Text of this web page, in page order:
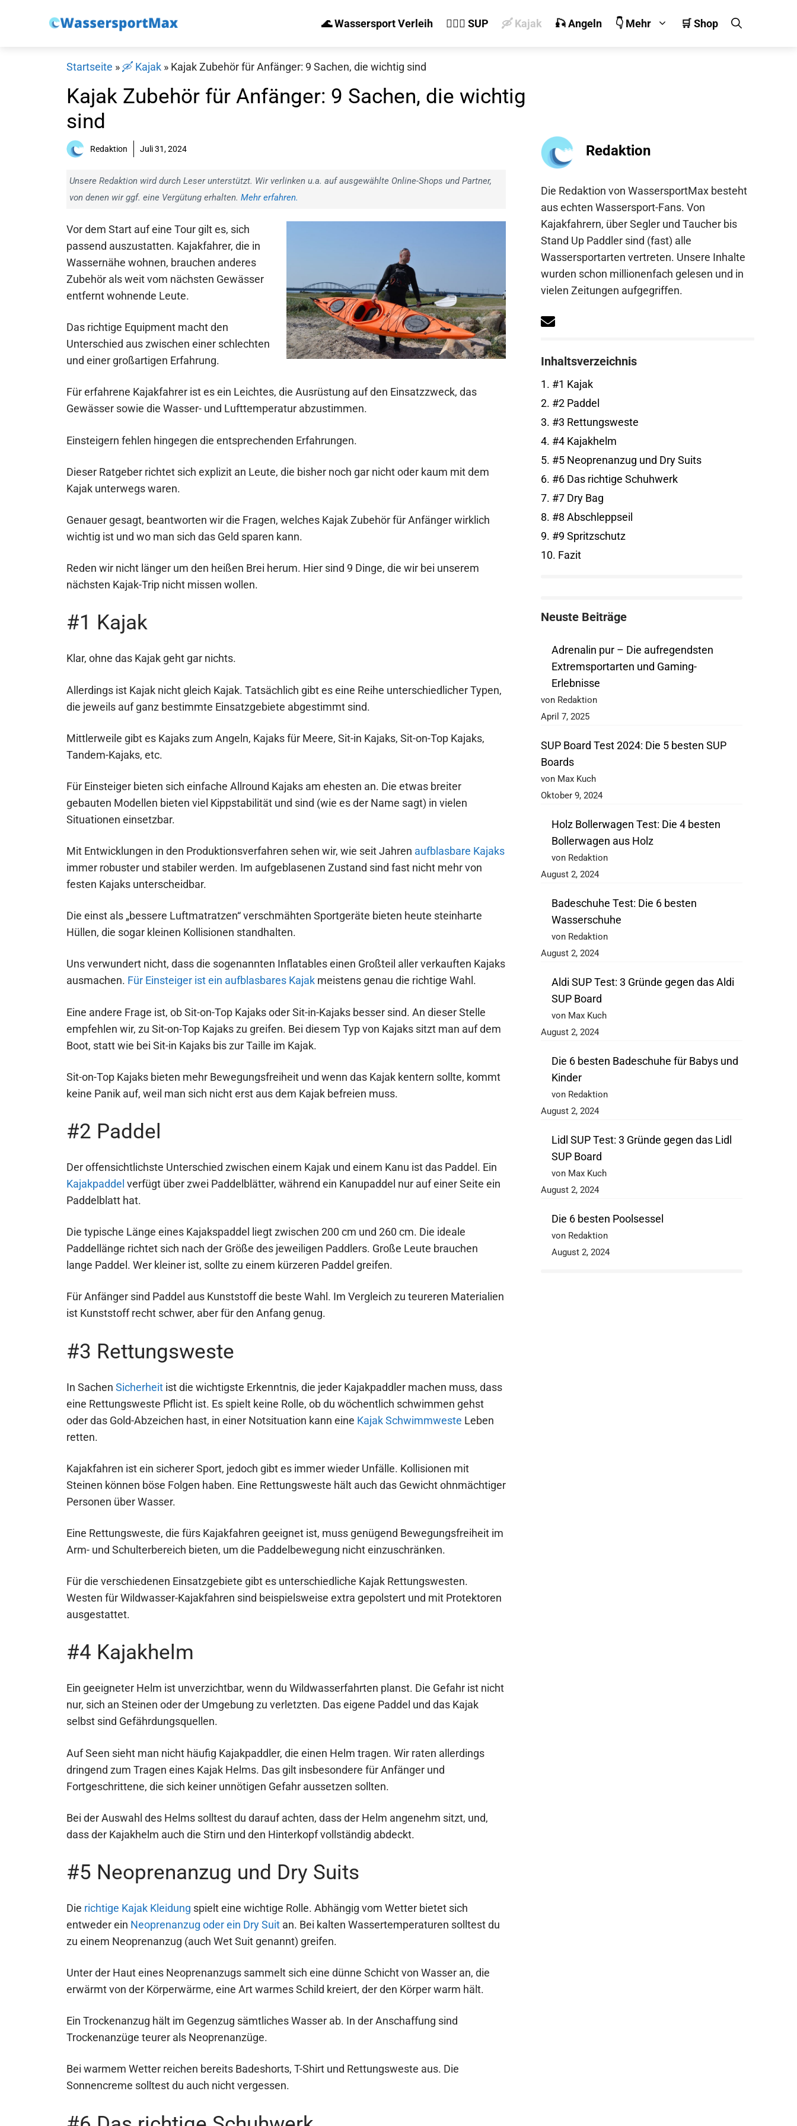
🌊 Wassersport Verleih 🏄‍♀️🛶 SUP 🛶 Kajak 🎣 Angeln 👇 Mehr 🛒 Shop
Startseite » 🛶 Kajak » Kajak Zubehör für Anfänger: 9 Sachen, die wichtig sind
Kajak Zubehör für Anfänger: 9 Sachen, die wichtig
sind
Redaktion Juli 31, 2024
Unsere Redaktion wird durch Leser unterstützt. Wir verlinken u.a. auf ausgewählte Online-Shops und Partner,
von denen wir ggf. eine Vergütung erhalten. Mehr erfahren.
Vor dem Start auf eine Tour gilt es, sich
passend auszustatten. Kajakfahrer, die in
Wassernähe wohnen, brauchen anderes
Zubehör als weit vom nächsten Gewässer
entfernt wohnende Leute.
Das richtige Equipment macht den
Unterschied aus zwischen einer schlechten
und einer großartigen Erfahrung.
Für erfahrene Kajakfahrer ist es ein Leichtes, die Ausrüstung auf den Einsatzzweck, das
Gewässer sowie die Wasser- und Lufttemperatur abzustimmen.
Einsteigern fehlen hingegen die entsprechenden Erfahrungen.
Dieser Ratgeber richtet sich explizit an Leute, die bisher noch gar nicht oder kaum mit dem
Kajak unterwegs waren.
Genauer gesagt, beantworten wir die Fragen, welches Kajak Zubehör für Anfänger wirklich
wichtig ist und wo man sich das Geld sparen kann.
Reden wir nicht länger um den heißen Brei herum. Hier sind 9 Dinge, die wir bei unserem
nächsten Kajak-Trip nicht missen wollen.
#1 Kajak
Klar, ohne das Kajak geht gar nichts.
Allerdings ist Kajak nicht gleich Kajak. Tatsächlich gibt es eine Reihe unterschiedlicher Typen,
die jeweils auf ganz bestimmte Einsatzgebiete abgestimmt sind.
Mittlerweile gibt es Kajaks zum Angeln, Kajaks für Meere, Sit-in Kajaks, Sit-on-Top Kajaks,
Tandem-Kajaks, etc.
Für Einsteiger bieten sich einfache Allround Kajaks am ehesten an. Die etwas breiter
gebauten Modellen bieten viel Kippstabilität und sind (wie es der Name sagt) in vielen
Situationen einsetzbar.
Mit Entwicklungen in den Produktionsverfahren sehen wir, wie seit Jahren aufblasbare Kajaks
immer robuster und stabiler werden. Im aufgeblasenen Zustand sind fast nicht mehr von
festen Kajaks unterscheidbar.
Die einst als „bessere Luftmatratzen“ verschmähten Sportgeräte bieten heute steinharte
Hüllen, die sogar kleinen Kollisionen standhalten.
Uns verwundert nicht, dass die sogenannten Inflatables einen Großteil aller verkauften Kajaks
ausmachen. Für Einsteiger ist ein aufblasbares Kajak meistens genau die richtige Wahl.
Eine andere Frage ist, ob Sit-on-Top Kajaks oder Sit-in-Kajaks besser sind. An dieser Stelle
empfehlen wir, zu Sit-on-Top Kajaks zu greifen. Bei diesem Typ von Kajaks sitzt man auf dem
Boot, statt wie bei Sit-in Kajaks bis zur Taille im Kajak.
Sit-on-Top Kajaks bieten mehr Bewegungsfreiheit und wenn das Kajak kentern sollte, kommt
keine Panik auf, weil man sich nicht erst aus dem Kajak befreien muss.
#2 Paddel
Der offensichtlichste Unterschied zwischen einem Kajak und einem Kanu ist das Paddel. Ein
Kajakpaddel verfügt über zwei Paddelblätter, während ein Kanupaddel nur auf einer Seite ein
Paddelblatt hat.
Die typische Länge eines Kajakspaddel liegt zwischen 200 cm und 260 cm. Die ideale
Paddellänge richtet sich nach der Größe des jeweiligen Paddlers. Große Leute brauchen
lange Paddel. Wer kleiner ist, sollte zu einem kürzeren Paddel greifen.
Für Anfänger sind Paddel aus Kunststoff die beste Wahl. Im Vergleich zu teureren Materialien
ist Kunststoff recht schwer, aber für den Anfang genug.
#3 Rettungsweste
In Sachen Sicherheit ist die wichtigste Erkenntnis, die jeder Kajakpaddler machen muss, dass
eine Rettungsweste Pflicht ist. Es spielt keine Rolle, ob du wöchentlich schwimmen gehst
oder das Gold-Abzeichen hast, in einer Notsituation kann eine Kajak Schwimmweste Leben
retten.
Kajakfahren ist ein sicherer Sport, jedoch gibt es immer wieder Unfälle. Kollisionen mit
Steinen können böse Folgen haben. Eine Rettungsweste hält auch das Gewicht ohnmächtiger
Personen über Wasser.
Eine Rettungsweste, die fürs Kajakfahren geeignet ist, muss genügend Bewegungsfreiheit im
Arm- und Schulterbereich bieten, um die Paddelbewegung nicht einzuschränken.
Für die verschiedenen Einsatzgebiete gibt es unterschiedliche Kajak Rettungswesten.
Westen für Wildwasser-Kajakfahren sind beispielsweise extra gepolstert und mit Protektoren
ausgestattet.
#4 Kajakhelm
Ein geeigneter Helm ist unverzichtbar, wenn du Wildwasserfahrten planst. Die Gefahr ist nicht
nur, sich an Steinen oder der Umgebung zu verletzten. Das eigene Paddel und das Kajak
selbst sind Gefährdungsquellen.
Auf Seen sieht man nicht häufig Kajakpaddler, die einen Helm tragen. Wir raten allerdings
dringend zum Tragen eines Kajak Helms. Das gilt insbesondere für Anfänger und
Fortgeschrittene, die sich keiner unnötigen Gefahr aussetzen sollten.
Bei der Auswahl des Helms solltest du darauf achten, dass der Helm angenehm sitzt, und,
dass der Kajakhelm auch die Stirn und den Hinterkopf vollständig abdeckt.
#5 Neoprenanzug und Dry Suits
Die richtige Kajak Kleidung spielt eine wichtige Rolle. Abhängig vom Wetter bietet sich
entweder ein Neoprenanzug oder ein Dry Suit an. Bei kalten Wassertemperaturen solltest du
zu einem Neoprenanzug (auch Wet Suit genannt) greifen.
Unter der Haut eines Neoprenanzugs sammelt sich eine dünne Schicht von Wasser an, die
erwärmt von der Körperwärme, eine Art warmes Schild kreiert, der den Körper warm hält.
Ein Trockenanzug hält im Gegenzug sämtliches Wasser ab. In der Anschaffung sind
Trockenanzüge teurer als Neoprenanzüge.
Bei warmem Wetter reichen bereits Badeshorts, T-Shirt und Rettungsweste aus. Die
Sonnencreme solltest du auch nicht vergessen.
Redaktion
Die Redaktion von WassersportMax besteht
aus echten Wassersport-Fans. Von
Kajakfahrern, über Segler und Taucher bis
Stand Up Paddler sind (fast) alle
Wassersportarten vertreten. Unsere Inhalte
wurden schon millionenfach gelesen und in
vielen Zeitungen aufgegriffen.
Inhaltsverzeichnis
1. #1 Kajak
2. #2 Paddel
3. #3 Rettungsweste
4. #4 Kajakhelm
5. #5 Neoprenanzug und Dry Suits
6. #6 Das richtige Schuhwerk
7. #7 Dry Bag
8. #8 Abschleppseil
9. #9 Spritzschutz
10. Fazit
Neuste Beiträge
Adrenalin pur – Die aufregendsten
Extremsportarten und Gaming-
Erlebnisse
von Redaktion
April 7, 2025
SUP Board Test 2024: Die 5 besten SUP
Boards
von Max Kuch
Oktober 9, 2024
Holz Bollerwagen Test: Die 4 besten
Bollerwagen aus Holz
von Redaktion
August 2, 2024
Badeschuhe Test: Die 6 besten
Wasserschuhe
von Redaktion
August 2, 2024
Aldi SUP Test: 3 Gründe gegen das Aldi
SUP Board
von Max Kuch
August 2, 2024
Die 6 besten Badeschuhe für Babys und
Kinder
von Redaktion
August 2, 2024
Lidl SUP Test: 3 Gründe gegen das Lidl
SUP Board
von Max Kuch
August 2, 2024
Die 6 besten Poolsessel
von Redaktion
August 2, 2024